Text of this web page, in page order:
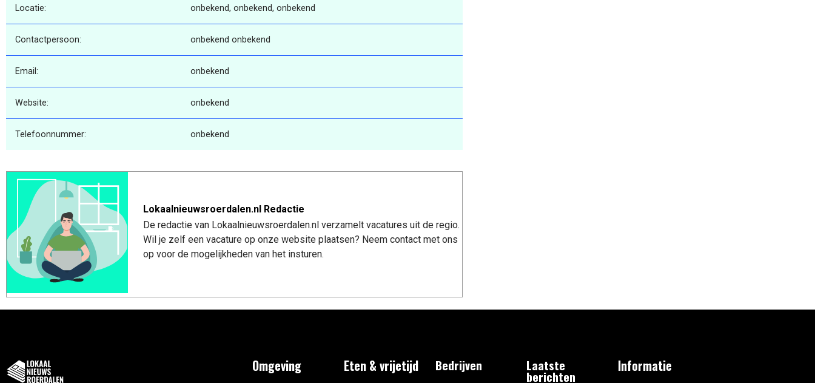
Locatie: onbekend, onbekend, onbekend
Contactpersoon: onbekend onbekend
Email: onbekend
Website: onbekend
Telefoonnummer: onbekend
Lokaalnieuwsroerdalen.nl Redactie
De redactie van Lokaalnieuwsroerdalen.nl verzamelt vacatures uit de regio.
Wil je zelf een vacature op onze website plaatsen? Neem contact met ons
op voor de mogelijkheden van het insturen.
Omgeving Eten & vrijetijd Bedrijven Laatste
berichten
Informatie